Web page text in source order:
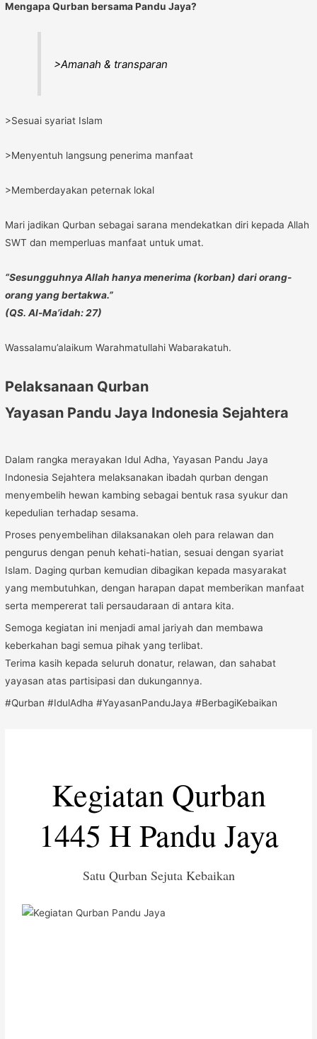
Mengapa Qurban bersama Pandu Jaya?
>Amanah & transparan
>Sesuai syariat Islam
>Menyentuh langsung penerima manfaat
>Memberdayakan peternak lokal
Mari jadikan Qurban sebagai sarana mendekatkan diri kepada Allah
SWT dan memperluas manfaat untuk umat.
“Sesungguhnya Allah hanya menerima (korban) dari orang-
orang yang bertakwa.”
(QS. Al-Ma’idah: 27)
Wassalamu’alaikum Warahmatullahi Wabarakatuh.
Pelaksanaan Qurban
Yayasan Pandu Jaya Indonesia Sejahtera
Dalam rangka merayakan Idul Adha, Yayasan Pandu Jaya
Indonesia Sejahtera melaksanakan ibadah qurban dengan
menyembelih hewan kambing sebagai bentuk rasa syukur dan
kepedulian terhadap sesama.
Proses penyembelihan dilaksanakan oleh para relawan dan
pengurus dengan penuh kehati-hatian, sesuai dengan syariat
Islam. Daging qurban kemudian dibagikan kepada masyarakat
yang membutuhkan, dengan harapan dapat memberikan manfaat
serta mempererat tali persaudaraan di antara kita.
Semoga kegiatan ini menjadi amal jariyah dan membawa
keberkahan bagi semua pihak yang terlibat.
Terima kasih kepada seluruh donatur, relawan, dan sahabat
yayasan atas partisipasi dan dukungannya.
#Qurban #IdulAdha #YayasanPanduJaya #BerbagiKebaikan
Kegiatan Qurban
1445 H Pandu Jaya
Satu Qurban Sejuta Kebaikan